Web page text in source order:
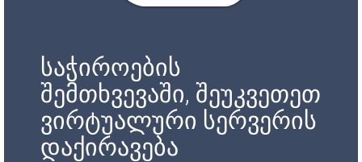
საჭიროების
შემთხვევაში, შეუკვეთეთ
ვირტუალური სერვერის
დაქირავება